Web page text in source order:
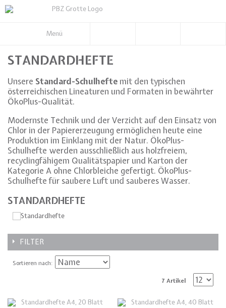
Menü
STANDARDHEFTE
Unsere Standard-Schulheftemit den typischen
österreichischen Lineaturen und Formaten in bewährter
ÖkoPlus-Qualität.
Modernste Technik und der Verzicht auf den Einsatz von
Chlor in der Papiererzeugung ermöglichen heute eine
Produktion im Einklang mit der Natur. ÖkoPlus-
Schulhefte werden ausschließlich aus holzfreiem,
recyclingfähigem Qualitätspapier und Karton der
Kategorie A ohne Chlorbleiche gefertigt. ÖkoPlus-
Schulhefte für saubere Luft und sauberes Wasser.
STANDARDHEFTE
FILTER
Sortieren nach
7 Artikel